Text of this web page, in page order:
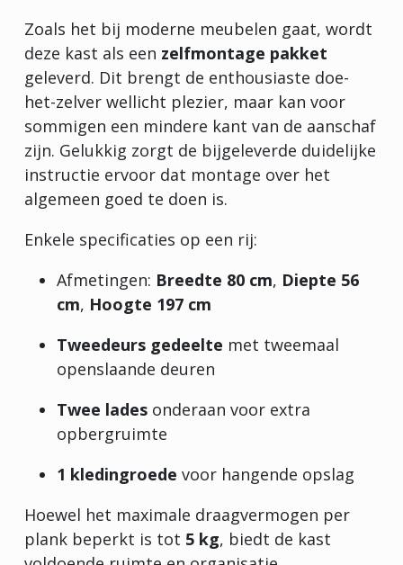
Zoals het bij moderne meubelen gaat, wordt
deze kast als een zelfmontage pakket
geleverd. Dit brengt de enthousiaste doe-
het-zelver wellicht plezier, maar kan voor
sommigen een mindere kant van de aanschaf
zijn. Gelukkig zorgt de bijgeleverde duidelijke
instructie ervoor dat montage over het
algemeen goed te doen is.
Enkele specificaties op een rij:
Afmetingen: Breedte 80 cm, Diepte 56
cm, Hoogte 197 cm
Tweedeurs gedeelte met tweemaal
openslaande deuren
Twee lades onderaan voor extra
opbergruimte
1 kledingroede voor hangende opslag
Hoewel het maximale draagvermogen per
plank beperkt is tot 5 kg, biedt de kast